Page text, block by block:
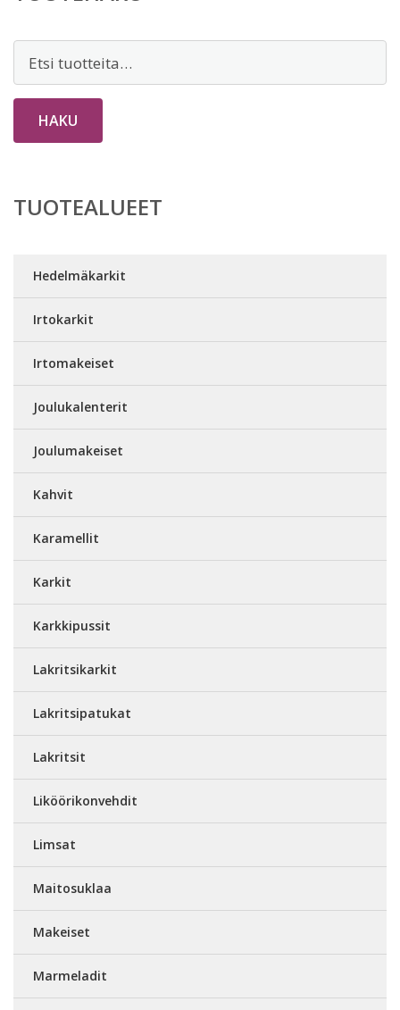
HAKU
TUOTEALUEET
Hedelmäkarkit
Irtokarkit
Irtomakeiset
Joulukalenterit
Joulumakeiset
Kahvit
Karamellit
Karkit
Karkkipussit
Lakritsikarkit
Lakritsipatukat
Lakritsit
Liköörikonvehdit
Limsat
Maitosuklaa
Makeiset
Marmeladit